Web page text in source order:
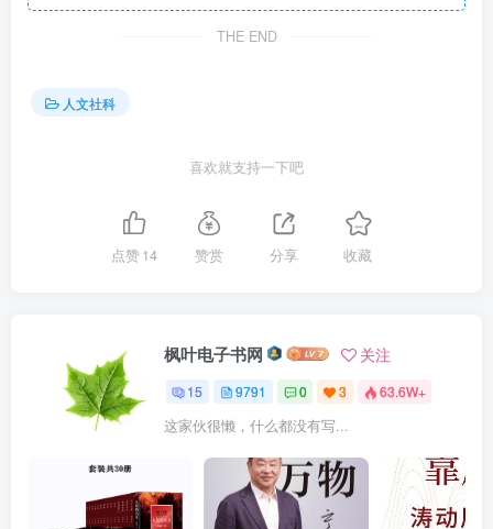
THE END
人文社科
喜欢就支持一下吧
点赞14 赞赏 分享 收藏
枫叶电子书网 关注
15 9791 0 3 63.6W+
这家伙很懒，什么都没有写...